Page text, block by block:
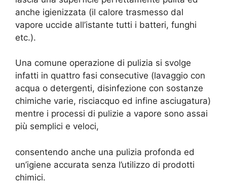
anche igienizzata (il calore trasmesso dal
vapore uccide all’istante tutti i batteri, funghi
etc.).
Una comune operazione di pulizia si svolge
infatti in quattro fasi consecutive (lavaggio con
acqua o detergenti, disinfezione con sostanze
chimiche varie, risciacquo ed infine asciugatura)
mentre i processi di pulizie a vapore sono assai
più semplici e veloci,
consentendo anche una pulizia profonda ed
un’igiene accurata senza l’utilizzo di prodotti
chimici.